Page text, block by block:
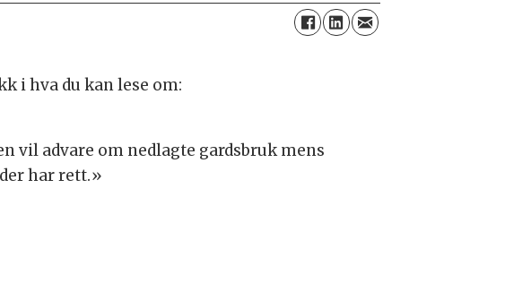
i hva du kan lese om:
vil advare om nedlagte gardsbruk mens
har rett.»